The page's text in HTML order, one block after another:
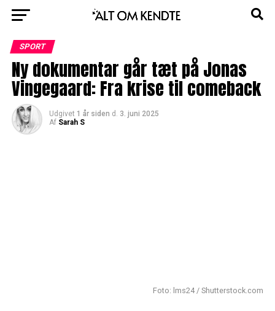
SPORT
Ny dokumentar går tæt på Jonas
Vingegaard: Fra krise til comeback
Udgivet 1 år siden d. 3. juni 2025
Af Sarah S
Foto: lms24 / Shutterstock.com